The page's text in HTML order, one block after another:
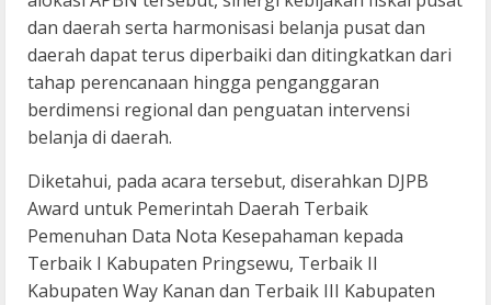
dan daerah serta harmonisasi belanja pusat dan
daerah dapat terus diperbaiki dan ditingkatkan dari
tahap perencanaan hingga penganggaran
berdimensi regional dan penguatan intervensi
belanja di daerah.
Diketahui, pada acara tersebut, diserahkan DJPB
Award untuk Pemerintah Daerah Terbaik
Pemenuhan Data Nota Kesepahaman kepada
Terbaik I Kabupaten Pringsewu, Terbaik II
Kabupaten Way Kanan dan Terbaik III Kabupaten